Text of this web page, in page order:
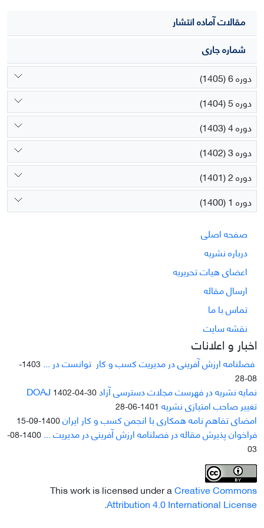
مقالات آماده انتشار
شماره جاری
دوره 6 (1405)
دوره 5 (1404)
دوره 4 (1403)
دوره 3 (1402)
دوره 2 (1401)
دوره 1 (1400)
صفحه اصلی
درباره نشریه
اعضای هیات تحریریه
ارسال مقاله
تماس با ما
نقشه سایت
اخبار و اعلانات
فصلنامه ارزش آفرینی در مدیریت کسب و کار توانست در ...
1403-
08-28
نمایه نشریه در فهرست مجلات دسترسی آزاد DOAJ1402-04-30
تغییر صاحب امتیازی نشریه 1401-06-28
امضای تفاهم نامه همکاری با انجمن کسب و کار ایران1400-09-15
فراخوان پذیرش مقاله در فصلنامه ارزش آفرینی در مدیریت ...
1400-08-
03
This work is licensed under aCreative Commons
Attribution 4.0 International License
.